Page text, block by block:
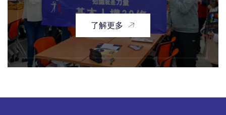
了解更多